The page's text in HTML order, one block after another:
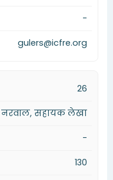
-
gulers@icfre.org
26
नरवाल, सहायक लेखा
-
130